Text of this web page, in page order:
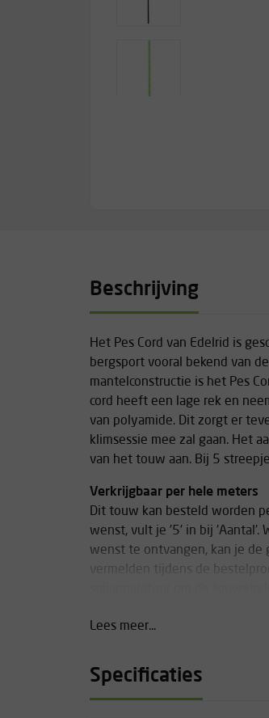
Beschrijving
Het Pes Cord van Edelrid is
bergsport vooral bekend van
mantelconstructie is het Pes
cord heeft een lage rek en
van polyamide. Dit zorgt er
klimsessie mee zal gaan. Het
van het touw aan. Bij 5
Verkrijgbaar per hele meters
Dit touw kan besteld worden
wenst, vult je '5' in bij 'Aantal'.
wenst te ontvangen, kan je de
vermelden tijdens de
Diameter: 4 mm
Gewicht: 16 g/m
Lees meer...
Specificaties